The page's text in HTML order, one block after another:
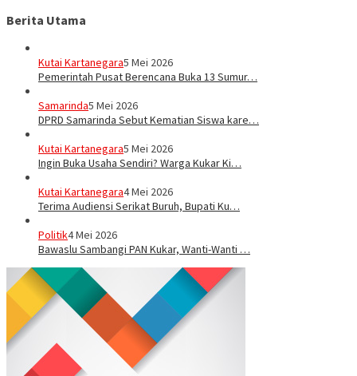
Berita Utama
Kutai Kartanegara5 Mei 2026
Pemerintah Pusat Berencana Buka 13 Sumur…
Samarinda5 Mei 2026
DPRD Samarinda Sebut Kematian Siswa kare…
Kutai Kartanegara5 Mei 2026
Ingin Buka Usaha Sendiri? Warga Kukar Ki…
Kutai Kartanegara4 Mei 2026
Terima Audiensi Serikat Buruh, Bupati Ku…
Politik4 Mei 2026
Bawaslu Sambangi PAN Kukar, Wanti-Wanti …